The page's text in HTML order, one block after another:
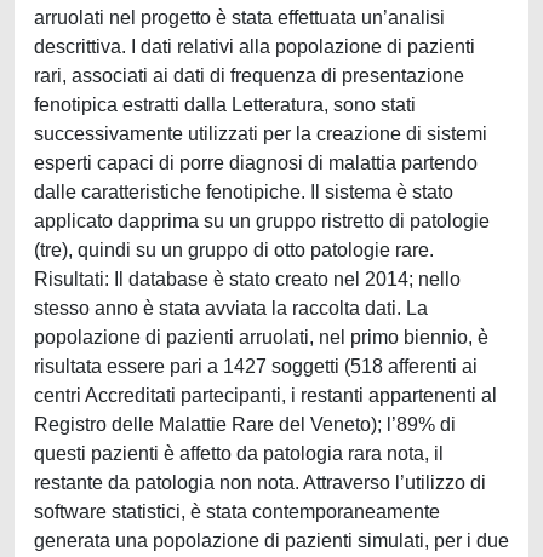
arruolati nel progetto è stata effettuata un’analisi
descrittiva. I dati relativi alla popolazione di pazienti
rari, associati ai dati di frequenza di presentazione
fenotipica estratti dalla Letteratura, sono stati
successivamente utilizzati per la creazione di sistemi
esperti capaci di porre diagnosi di malattia partendo
dalle caratteristiche fenotipiche. Il sistema è stato
applicato dapprima su un gruppo ristretto di patologie
(tre), quindi su un gruppo di otto patologie rare.
Risultati: Il database è stato creato nel 2014; nello
stesso anno è stata avviata la raccolta dati. La
popolazione di pazienti arruolati, nel primo biennio, è
risultata essere pari a 1427 soggetti (518 afferenti ai
centri Accreditati partecipanti, i restanti appartenenti al
Registro delle Malattie Rare del Veneto); l’89% di
questi pazienti è affetto da patologia rara nota, il
restante da patologia non nota. Attraverso l’utilizzo di
software statistici, è stata contemporaneamente
generata una popolazione di pazienti simulati, per i due